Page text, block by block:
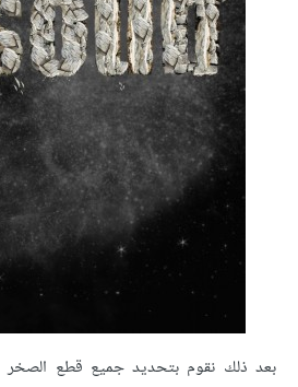
بعد ذلك نقوم بتحديد جميع قطع الصخر